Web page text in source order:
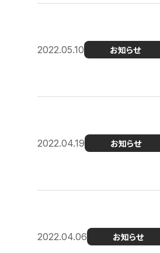
2022.05.10 お知らせ
2022.04.19 お知らせ
2022.04.06 お知らせ